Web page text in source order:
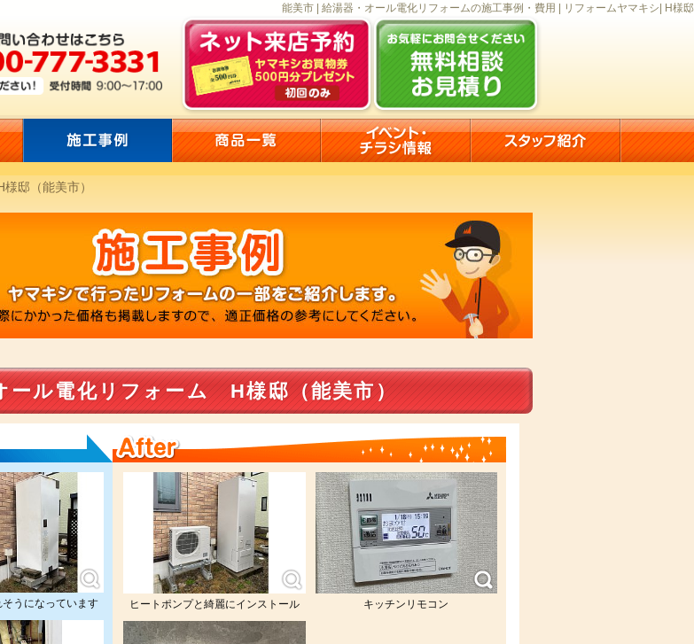
能美市 | 給湯器・オール電化リフォームの施工事例・費用 | リフォームヤマキシ| H様邸
様邸（能美市）
ール電化リフォーム H様邸（能美市）
うになっています ヒートポンプと綺麗にインストール キッチンリモコン